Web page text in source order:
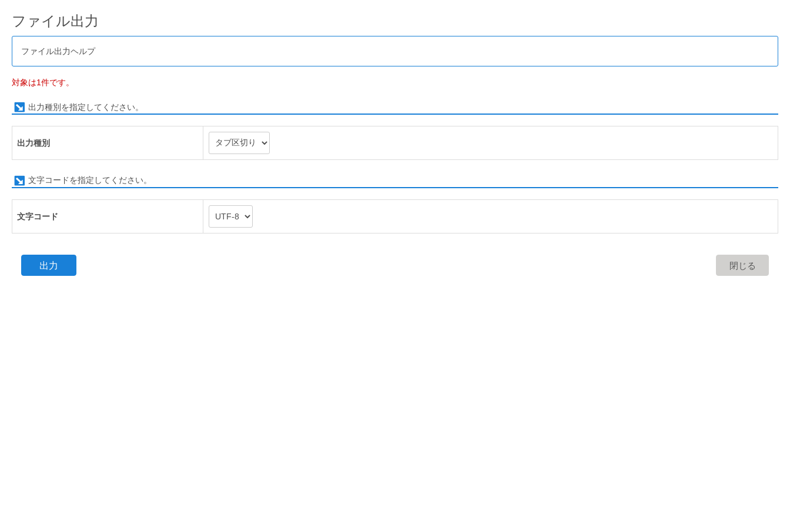
ファイル出力
ファイル出力ヘルプ
対象は1件です。
出力種別を指定してください。
出力種別
文字コードを指定してください。
文字コード